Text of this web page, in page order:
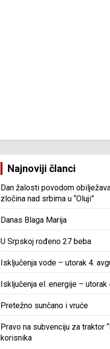
Najnoviji članci
Dan žalosti povodom
zločina nad srbima u “Oluji”
Danas Blaga Marija
U Srpskoj rođeno 27 beba
Isključenja vode – utorak 4.
Isključenja el. energije – utorak
Pretežno sunčano i vruće
Pravo na subvenciju za traktor
korisnika